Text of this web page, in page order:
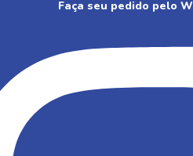
Faça seu pedido pelo